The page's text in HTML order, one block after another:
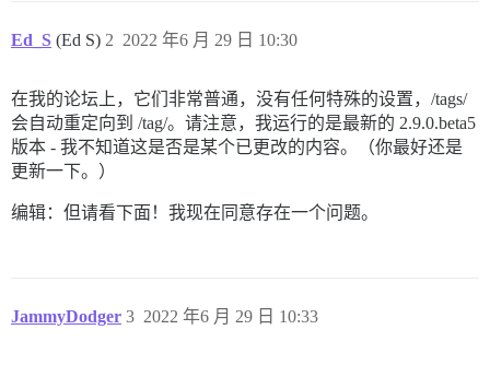
Ed_S (Ed S) 2022 年6 月 29 日 10:30
2
在我的论坛上，它们非常普通，没有任何特殊的设置，/tags/
会自动重定向到 /tag/。请注意，我运行的是最新的 2.9.0.beta5
版本 - 我不知道这是否是某个已更改的内容。（你最好还是
更新一下。）
编辑：但请看下面！我现在同意存在一个问题。
JammyDodger 2022 年6 月 29 日 10:33
3